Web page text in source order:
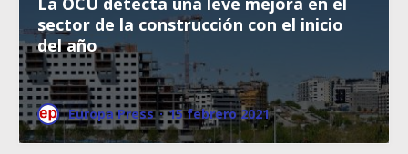
sector de la construcción con el inicio
del año
Europa Press · 15 febrero 2021